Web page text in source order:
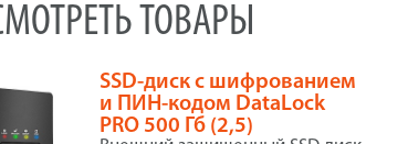
ТОВАРЫ
SSD-диск с шифрованием
и ПИН-кодом DataLock
PRO 500 Гб (2,5)